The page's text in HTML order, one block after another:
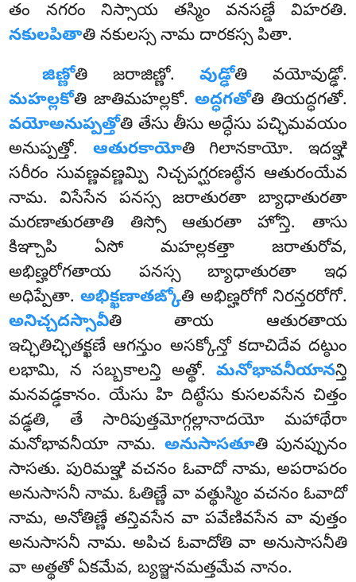
తం నగరం నిస్సాయ తస్మిం వనసణ్డే విహరతి.
నకులపితాతి నకులస్స నామ దారకస్స పితా.
జిణ్ణోతి జరాజిణ్ణో.వుడ్ఢోతి వయోవుడ్ఢో.
మహల్లకోతి జాతిమహల్లకో.అద్ధగతోతి తియద్ధగతో.
వయోఅనుప్పత్తోతి తేసు తీసు అద్ధేసు పచ్ఛిమవయం
అనుప్పత్తో. ఆతురకాయోతి గిలానకాయో. ఇదఞ్హి
సరీరం సువణ్ణవణ్ణమ్పి నిచ్చపగ్ఘరణట్ఠేన ఆతురంయేవ
నామ. విసేసేన పనస్స జరాతురతా బ్యాధాతురతా
మరణాతురతాతి తిస్సో ఆతురతా హోన్తి. తాసు
కిఞ్చాపి ఏసో మహల్లకత్తా జరాతురోవ,
అభిణ్హరోగతాయ పనస్స బ్యాధాతురతా ఇధ
అధిప్పేతా.అభిక్ఖణాతఙ్కోతి అభిణ్హరోగో నిరన్తరరోగో.
అనిచ్చదస్సావీతి తాయ ఆతురతాయ
ఇచ్ఛితిచ్ఛితక్ఖణే ఆగన్తుం అసక్కోన్తో కదాచిదేవ దట్ఠుం
లభామి, న సబ్బకాలన్తి అత్థో. మనోభావనీయానన్తి
మనవడ్ఢకానం. యేసు హి దిట్ఠేసు కుసలవసేన చిత్తం
వడ్ఢతి, తే సారిపుత్తమోగ్గల్లానాదయో మహాథేరా
మనోభావనీయా నామ. అనుసాసతూతి పునప్పునం
సాసతు. పురిమఞ్హి వచనం ఓవాదో నామ, అపరాపరం
అనుసాసనీ నామ. ఓతిణ్ణే వా వత్థుస్మిం వచనం ఓవాదో
నామ, అనోతిణ్ణే తన్తివసేన వా పవేణివసేన వా వుత్తం
అనుసాసనీ నామ. అపిచ ఓవాదోతి వా అనుసాసనీతి
వా అత్థతో ఏకమేవ, బ్యఞ్జనమత్తమేవ నానం.